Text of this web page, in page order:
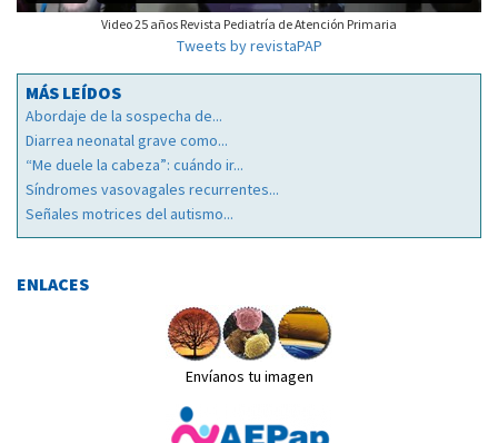
Video 25 años Revista Pediatría de Atención Primaria
Tweets by revistaPAP
MÁS LEÍDOS
Abordaje de la sospecha de...
Diarrea neonatal grave como...
“Me duele la cabeza”: cuándo ir...
Síndromes vasovagales recurrentes...
Señales motrices del autismo...
ENLACES
Envíanos tu imagen